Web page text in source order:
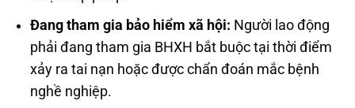
Đang tham gia bảo hiểm xã hội: Người lao động
phải đang tham gia BHXH bắt buộc tại thời điểm
xảy ra tai nạn hoặc được chẩn đoán mắc bệnh
nghề nghiệp.